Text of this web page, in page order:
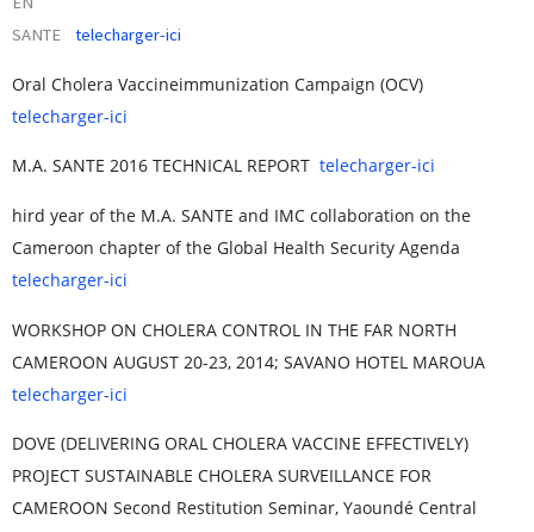
SANTE telecharger-ici
Oral Cholera Vaccineimmunization Campaign (OCV)
telecharger-ici
M.A. SANTE 2016 TECHNICAL REPORT telecharger-ici
hird year of the M.A. SANTE and IMC collaboration on the
Cameroon chapter of the Global Health Security Agenda
telecharger-ici
WORKSHOP ON CHOLERA CONTROL IN THE FAR NORTH
CAMEROON AUGUST 20-23, 2014; SAVANO HOTEL MAROUA
telecharger-ici
DOVE (DELIVERING ORAL CHOLERA VACCINE EFFECTIVELY)
PROJECT SUSTAINABLE CHOLERA SURVEILLANCE FOR
CAMEROON Second Restitution Seminar, Yaoundé Central